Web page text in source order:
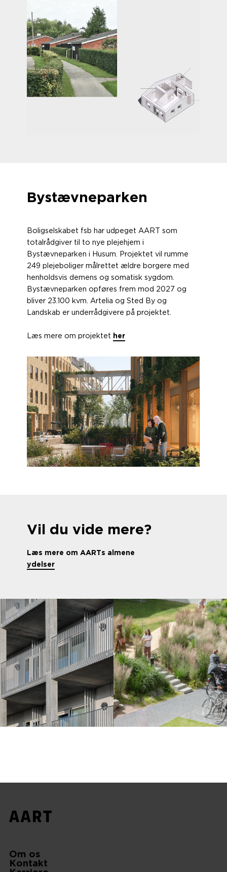
Bystæ vneparken
Boligselskabet fsb har udpeget AART som
totalrådgiver til to nye plejehjem i
Bystævneparken i Husum. Projektet vil rumme
249 plejeboliger målrettet ældre borgere med
henholdsvis demens og somatisk sygdom.
Bystævneparken opføres frem mod 2027 og
bliver 23.100 kvm. Artelia og Sted By og
Landskab er underrådgivere på projektet.
Læs mere om projektet her
Vil du vide mere?
Læs mere om AARTs almene
ydelser
Om os
Kontakt